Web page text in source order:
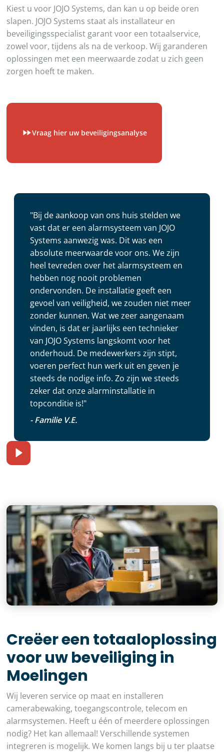
Kiest u voor JOJO Systems, dan kan u op beide oren
slapen. JOJO Systems staat als installateur en
beveiligingsspecialist garant voor een totaalservice,
zowel voor, tijdens als na de verkoop. Wij garanderen
oplossingen met een meerwaarde zodat u zich geen
zorgen hoeft te maken.
Vraag hier uw beveiligingsanalyse
"Bij de aankoop van ons huis stelden we
vast dat er een alarmsysteem van JOJO
Systems aanwezig was. Dit was een
absolute meerwaarde voor ons. We zijn
heel tevreden over het alarmsysteem en
hebben nog nooit problemen
ondervonden. De installatie geeft een
gevoel van veiligheid, we zouden niet meer
zonder kunnen. Wat we zeer aangenaam
vinden, is dat er jaarlijks een technieker
van JOJO Systems langskomt voor het
onderhoud. De medewerkers zijn stipt,
voeren perfect hun werk uit en geven je
steeds de nodige info. Zo zijn we steeds
zeker dat onze alarminstallatie in
topconditie is!"
- Familie V.E.
Creëer een totaaloplossing
voor uw beveiliging in
Moelingen
Wij leveren service op maat en installeren
camerabewaking, toegangscontrole, telecom en
alarmsystemen. Heeft u één of meerdere oplossingen
nodig? Het kan allemaal! Verschillende systemen
integreren is mogelijk. We komen langs bij u ter plaatse